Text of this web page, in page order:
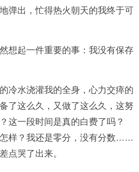
弹出，忙得热火朝天的我终于可
想起一件重要的事：我没有保存
冷水浇灌我的全身，心力交瘁的
了这么久，又做了这么久，这努
这一段时间是真的白费了吗？
样？我还是零分，没有分数……
点哭了出来。